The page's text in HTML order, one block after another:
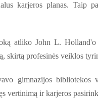
karjeros planas. Taip
atliko John L.
skirtą profesinės veiklos
gimnazijos bibliotekos
vertinimą ir karjeros